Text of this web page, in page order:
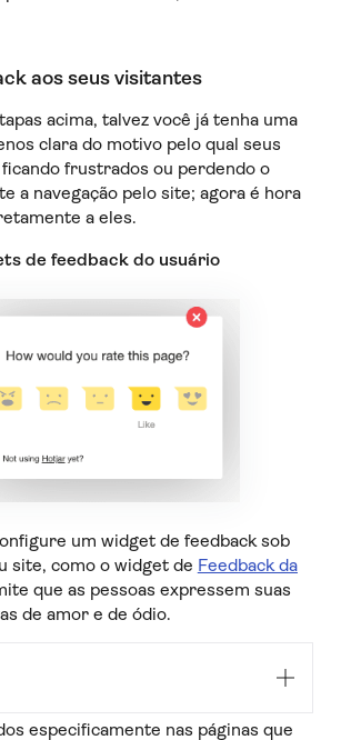
aos seus visitantes
acima, talvez você já tenha uma
clara do motivo pelo qual seus
frustrados ou perdendo o
a navegação pelo site; agora é hora
a eles.
de feedback do usuário
um widget de feedback sob
site, como o widget de Feedback da
que as pessoas expressem suas
de amor e de ódio.
opiniões dos seus visitantes. Em
especificamente nas páginas que